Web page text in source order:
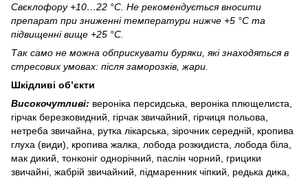
Свєклофору +10…22 °С. Не рекомендується вносити
препарат при зниженні температури нижче +5 °С та
підвищенні вище +25 °С.
Так само не можна обприскувати буряки, які знаходяться в
стресових умовах: після заморозків, жари.
Шкідливі об’єкти
Високочутливі: вероніка персидська, вероніка плющелиста,
гірчак березковидний, гірчак звичайний, гірчиця польова,
нетреба звичайна, рутка лікарська, зірочник середній, кропива
глуха (види), кропива жалка, лобода розкидиста, лобода біла,
мак дикий, тонконіг однорічний, паслін чорний, грицики
звичайні, жабрій звичайний, підмаренник чіпкий, редька дика,